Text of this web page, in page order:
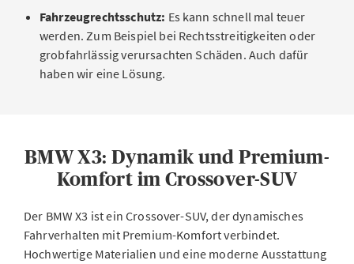
Fahrzeugrechtsschutz: Es kann schnell mal teuer
werden. Zum Beispiel bei Rechtsstreitigkeiten oder
grobfahrlässig verursachten Schäden. Auch dafür
haben wir eine Lösung.
BMW X3: Dynamik und Premium-
Komfort im Crossover-SUV
Der BMW X3 ist ein Crossover-SUV, der dynamisches
Fahrverhalten mit Premium-Komfort verbindet.
Hochwertige Materialien und eine moderne Ausstattung